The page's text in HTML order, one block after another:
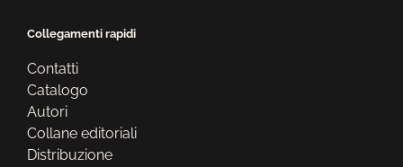
Collegamenti rapidi
Contatti
Catalogo
Autori
Collane editoriali
Distribuzione